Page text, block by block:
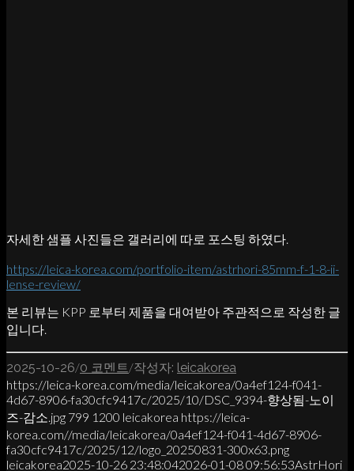
자세한 샘플 사진들은 갤러리에 따로 포스팅 하였다.
https://leica-korea.com/portfolio-item/astrhori-85mm-f-1-8-ii-
lense-review/
본 리뷰는 KPP 로부터 제품을 대여받아 주관적으로 작성한 글
입니다.
2025-10-26/0 코멘트 /작성자: leicakorea
https://leica-korea.com/media/leicakorea/0a4ef124-f041-
4d67-8906-fa30cfc9417c/2025/10/DSC_9394-향상됨-노이
즈-감소.jpg 799 1200 leicakorea https://leica-
korea.com//media/leicakorea/0a4ef124-f041-4d67-8906-
fa30cfc9417c/2025/12/logo_20250831-300x63.png
leicakorea2025-10-26 23:48:042026-01-08 09:56:53AstrHori